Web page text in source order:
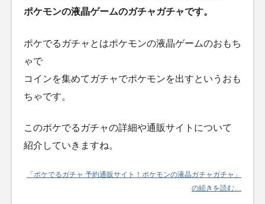
ポケモンの液晶ゲームのガチャガチャです。
ポケでるガチャとはポケモンの液晶ゲームのおもち
ゃで
コインを集めてガチャでポケモンを出すというおも
ちゃです。
このポケでるガチャの詳細や通販サイトについて
紹介していきますね。
「ポケでるガチャ 予約通販サイト！ポケモンの液晶ガチャガチャ」
の続きを読む…